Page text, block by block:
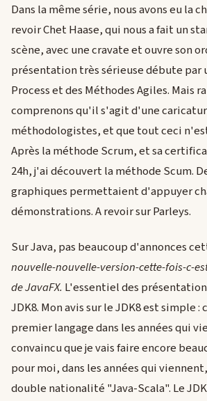
Dans la même série, nous avons eu la
revoir Chet Haase, qui nous a fait un
scène, avec une cravate et ouvre son
présentation très sérieuse débute par
Process et des Méthodes Agiles. Mais
comprenons qu'il s'agit d'une
méthodologistes, et que tout ceci
Après la méthode Scrum, et sa
24h, j'ai découvert la méthode Scum.
graphiques permettaient d'appuyer
démonstrations. A revoir sur Parleys.
Sur Java, pas beaucoup d'annonces
nouvelle-nouvelle-version-cette-fois-c-
de JavaFX. L'essentiel des
JDK8. Mon avis sur le JDK8 est simple :
premier langage dans les années qui
convaincu que je vais faire encore
pour moi, dans les années qui
double nationalité "Java-Scala". Le